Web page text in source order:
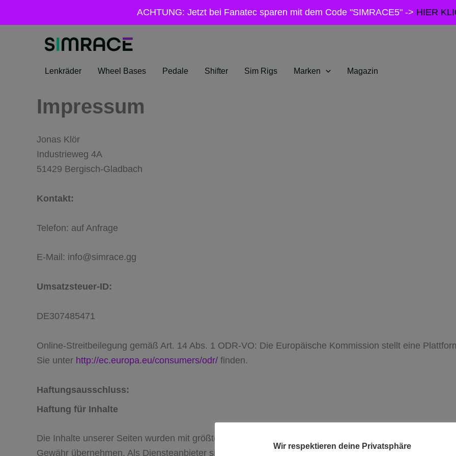
ACHTUNG: Jetzt bei Fanatec sparen mit dem Code "SIMRACE5" -> HIER
Lenkräder Wheel Bases Pedale Shifter Sim Rigs Marken Magazin
Impressum
Jonas Klör
Industrieweg 4A
51429 Bergisch-Gladbach
Kontakt:
Telefon: auf Anfrage
E-Mail: info@simrace.gg
Umsatzsteuer-ID:
DE307485471
Online-Streitbeilegung gemäß Art. 14 Abs. 1 ODR-VO: Die Europäische Kommission stellt eine
Sie unter http://ec.europa.eu/consumers/odr/ finden.
Haftungsausschluss:
Haf­tung für Inhalte
Die Inhalte unse­rer Sei­ten wur­den mit größ­ter Sorg­falt erstellt. Für die Rich­tig­keit, Voll­stän­dig­keit und
Gewähr über­neh­men. Als Diens­te­an­bie­ter sind wir gemäß § 7 Abs.1 TMG für eigene Inhalte auf
Wir respektieren deine Privatsphäre